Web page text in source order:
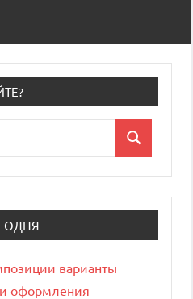
Поиск
варианты
оформления